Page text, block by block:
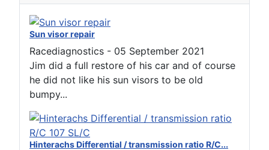
Sun visor repair
Racediagnostics - 05 September 2021
Jim did a full restore of his car and of course
he did not like his sun visors to be old
bumpy...
Hinterachs Differential / transmission ratio R/C...